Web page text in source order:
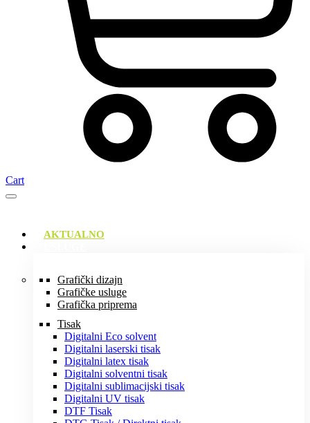
Cart
AKTUALNO
Grafički dizajn
Grafičke usluge
Grafička priprema
Tisak
Digitalni Eco solvent
Digitalni laserski tisak
Digitalni latex tisak
Digitalni solventni tisak
Digitalni sublimacijski tisak
Digitalni UV tisak
DTF Tisak